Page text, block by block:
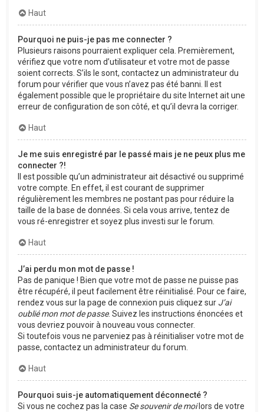
Haut
Pourquoi ne puis-je pas me connecter ?
Plusieurs raisons pourraient expliquer cela. Premièrement,
vérifiez que votre nom d’utilisateur et votre mot de passe
soient corrects. S’ils le sont, contactez un administrateur du
forum pour vérifier que vous n’avez pas été banni. Il est
également possible que le propriétaire du site Internet ait une
erreur de configuration de son côté, et qu’il devra la corriger.
Haut
Je me suis enregistré par le passé mais je ne peux plus me
connecter ?!
Il est possible qu’un administrateur ait désactivé ou supprimé
votre compte. En effet, il est courant de supprimer
régulièrement les membres ne postant pas pour réduire la
taille de la base de données. Si cela vous arrive, tentez de
vous ré-enregistrer et soyez plus investi sur le forum.
Haut
J’ai perdu mon mot de passe !
Pas de panique ! Bien que votre mot de passe ne puisse pas
être récupéré, il peut facilement être réinitialisé. Pour ce faire,
rendez vous sur la page de connexion puis cliquez sur J’ai
oublié mon mot de passe. Suivez les instructions énoncées et
vous devriez pouvoir à nouveau vous connecter.
Si toutefois vous ne parveniez pas à réinitialiser votre mot de
passe, contactez un administrateur du forum.
Haut
Pourquoi suis-je automatiquement déconnecté ?
Si vous ne cochez pas la case Se souvenir de moilors de votre